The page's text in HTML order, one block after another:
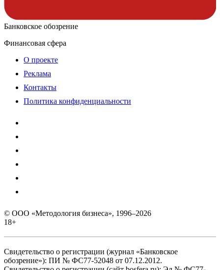
Банковское обозрение
Финансовая сфера
О проекте
Реклама
Контакты
Политика конфиденциальности
© ООО «Методология бизнеса», 1996–2026
18+
Свидетельство о регистрации (журнал «Банковское
обозрение»): ПИ № ФС77-52048 от 07.12.2012.